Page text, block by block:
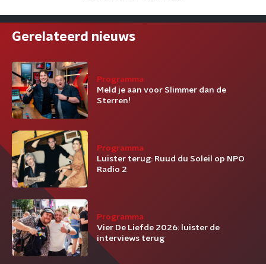
Gerelateerd nieuws
Programma
Meld je aan voor Slimmer dan de
Sterren!
Programma
Luister terug: Ruud du Soleil op NPO
Radio 2
Programma
Vier De Liefde 2026: luister de
interviews terug